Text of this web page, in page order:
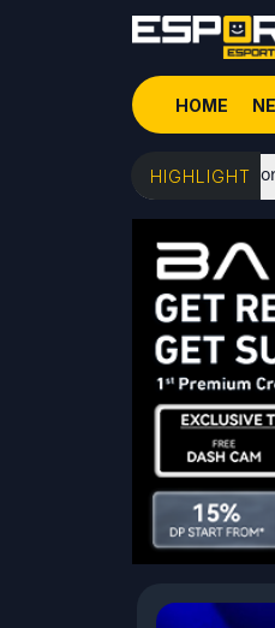
HOME
HIGHLIGHT
5 Senjata Favorit RedFace